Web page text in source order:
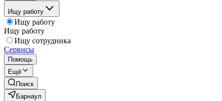
Ищу работу
Ищу работу
Ищу работу
Ищу сотрудника
Сервисы
Помощь
Ещё
Поиск
Барнаул